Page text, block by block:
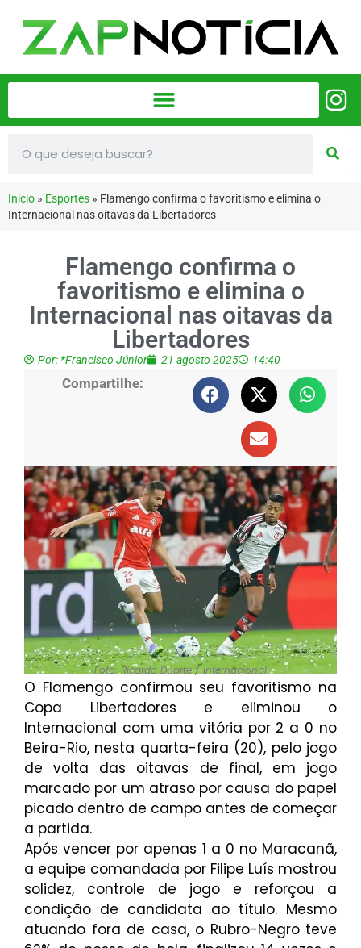
Início » Esportes » Flamengo confirma o favoritismo e elimina o
Internacional nas oitavas da Libertadores
Flamengo confirma o
favoritismo e elimina o
Internacional nas oitavas da
Libertadores
Por: *Francisco Júnior 21 agosto 2025 14:40
Compartilhe:
Foto: Ricardo Duarte / Internacional
O Flamengo confirmou seu favoritismo na
Copa Libertadores e eliminou o
Internacional com uma vitória por 2 a 0 no
Beira-Rio, nesta quarta-feira (20), pelo jogo
de volta das oitavas de final, em jogo
marcado por um atraso por causa do papel
picado dentro de campo antes de começar
a partida.
Após vencer por apenas 1 a 0 no Maracanã,
a equipe comandada por Filipe Luís mostrou
solidez, controle de jogo e reforçou a
condição de candidata ao título. Mesmo
atuando fora de casa, o Rubro-Negro teve